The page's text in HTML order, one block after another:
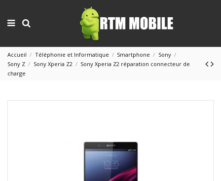
Accueil Téléphonie et Informatique Smartphone
Sony
Sony Z
Sony Xperia Z2
Sony Xperia Z2 réparation connecteur de
charge